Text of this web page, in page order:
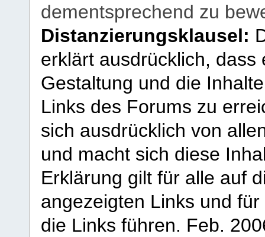
dementsprechend zu
Distanzierungsklausel:
erklärt ausdrücklich,
Gestaltung und die
Links des Forums zu
sich ausdrücklich von
und macht sich diese
Erklärung gilt für alle auf
angezeigten Links und
die Links führen. Feb.